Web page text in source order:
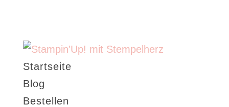
Startseite
Blog
Bestellen